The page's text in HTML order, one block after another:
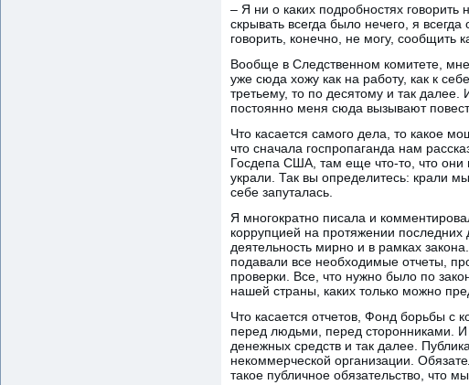
– Я ни о каких подробностях
скрывать всегда было нечего, я
говорить, конечно, не могу, сообщить
Вообще в Следственном комитете,
уже сюда хожу как на работу, как к
третьему, то по десятому и так
постоянно меня сюда вызывают
Что касается самого дела, то какое
что сначала госпропаганда нам
Госдепа США, там еще что-то, что они
украли. Так вы определитесь: крали
себе запуталась.
Я многократно писала и
коррупцией на протяжении
деятельность мирно и в рамках
подавали все необходимые отчеты,
проверки. Все, что нужно было по
нашей страны, каких только можно
Что касается отчетов, Фонд борьбы с
перед людьми, перед сторонниками. И
денежных средств и так далее.
некоммерческой организации.
такое публичное обязательство, что